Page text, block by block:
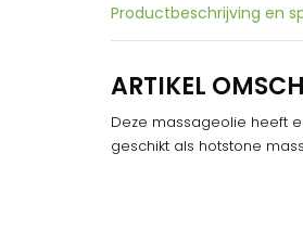
Productbeschrijving en
ARTIKEL
Deze massageolie heeft
geschikt als hotstone